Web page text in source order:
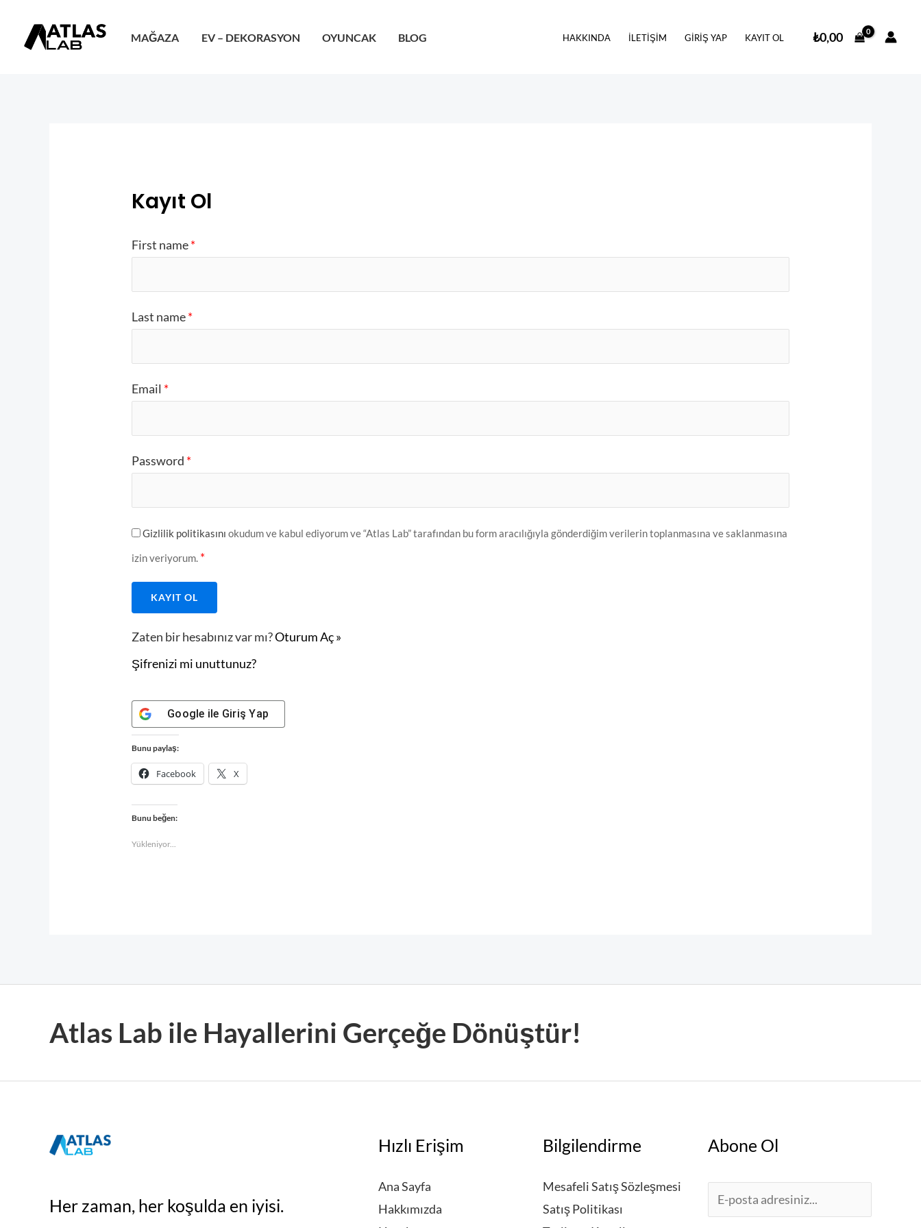
MAĞAZA EV – DEKORASYON OYUNCAK BLOG HAKKINDA İLETIŞIM GIRIŞ YAP KAYIT OL ₺0,00
Kayıt Ol
First name*
Last name*
Email *
Password *
Gizlilik politikasını okudum ve kabul ediyorum ve “Atlas Lab” tarafından bu form aracılığıyla gönderdiğim verilerin toplanmasına ve saklanmasına
izin veriyorum. *
Zaten bir hesabınız var mı?Oturum Aç »
Şifrenizi mi unuttunuz?
Google ile Giriş Yap
Bunu paylaş:
Facebook X
Bunu beğen:
Yükleniyor...
Atlas Lab ile Hayallerini Gerçeğe Dönüştür!
Her zaman, her koşulda en iyisi.
Hızlı Erişim
Ana Sayfa
Hakkımızda
Bilgilendirme
Mesafeli Satış Sözleşmesi
Satış Politikası
Abone Ol
m